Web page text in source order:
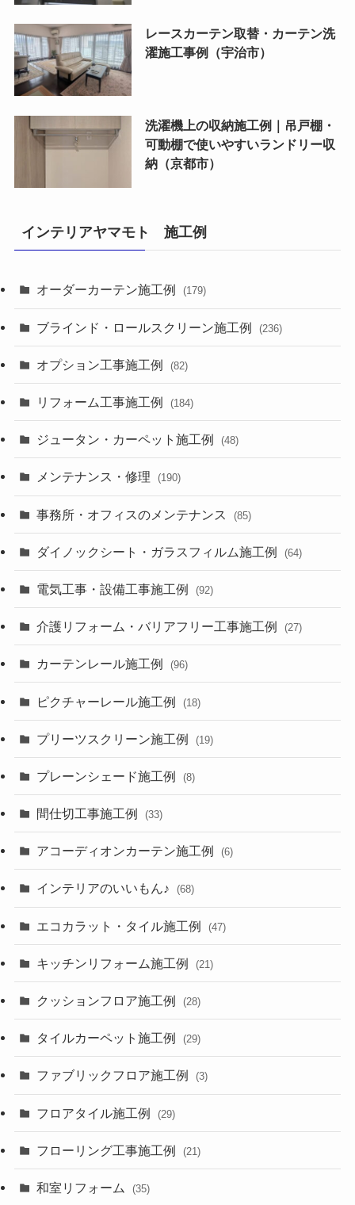
レースカーテン取替・カーテン洗
濯施工事例（宇治市）
洗濯機上の収納施工例｜吊戸棚・
可動棚で使いやすいランドリー収
納（京都市）
インテリアヤマモト 施工例
オーダーカーテン施工例 (179)
ブラインド・ロールスクリーン施工例 (236)
オプション工事施工例 (82)
リフォーム工事施工例 (184)
ジュータン・カーペット施工例 (48)
メンテナンス・修理 (190)
事務所・オフィスのメンテナンス (85)
ダイノックシート・ガラスフィルム施工例 (64)
電気工事・設備工事施工例 (92)
介護リフォーム・バリアフリー工事施工例 (27)
カーテンレール施工例 (96)
ピクチャーレール施工例 (18)
プリーツスクリーン施工例 (19)
プレーンシェード施工例 (8)
間仕切工事施工例 (33)
アコーディオンカーテン施工例 (6)
インテリアのいいもん♪ (68)
エコカラット・タイル施工例 (47)
キッチンリフォーム施工例 (21)
クッションフロア施工例 (28)
タイルカーペット施工例 (29)
ファブリックフロア施工例 (3)
フロアタイル施工例 (29)
フローリング工事施工例 (21)
和室リフォーム (35)